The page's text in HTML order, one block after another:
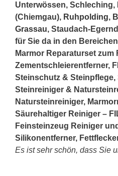
Unterwössen, Schleching,
(Chiemgau), Ruhpolding,
Grassau, Staudach-
für Sie da in den
Marmor Reparaturset zum
Zementschleierentferner,
Steinschutz &
Steinreiniger &
Natursteinreiniger,
Säurehaltiger Reiniger –
Feinsteinzeug Reiniger
Silikonentferner,
Es ist sehr schön, dass Sie